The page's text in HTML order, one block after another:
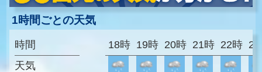
1時間ごとの天気
時間
天気
18時 19時 20時 21時 22時